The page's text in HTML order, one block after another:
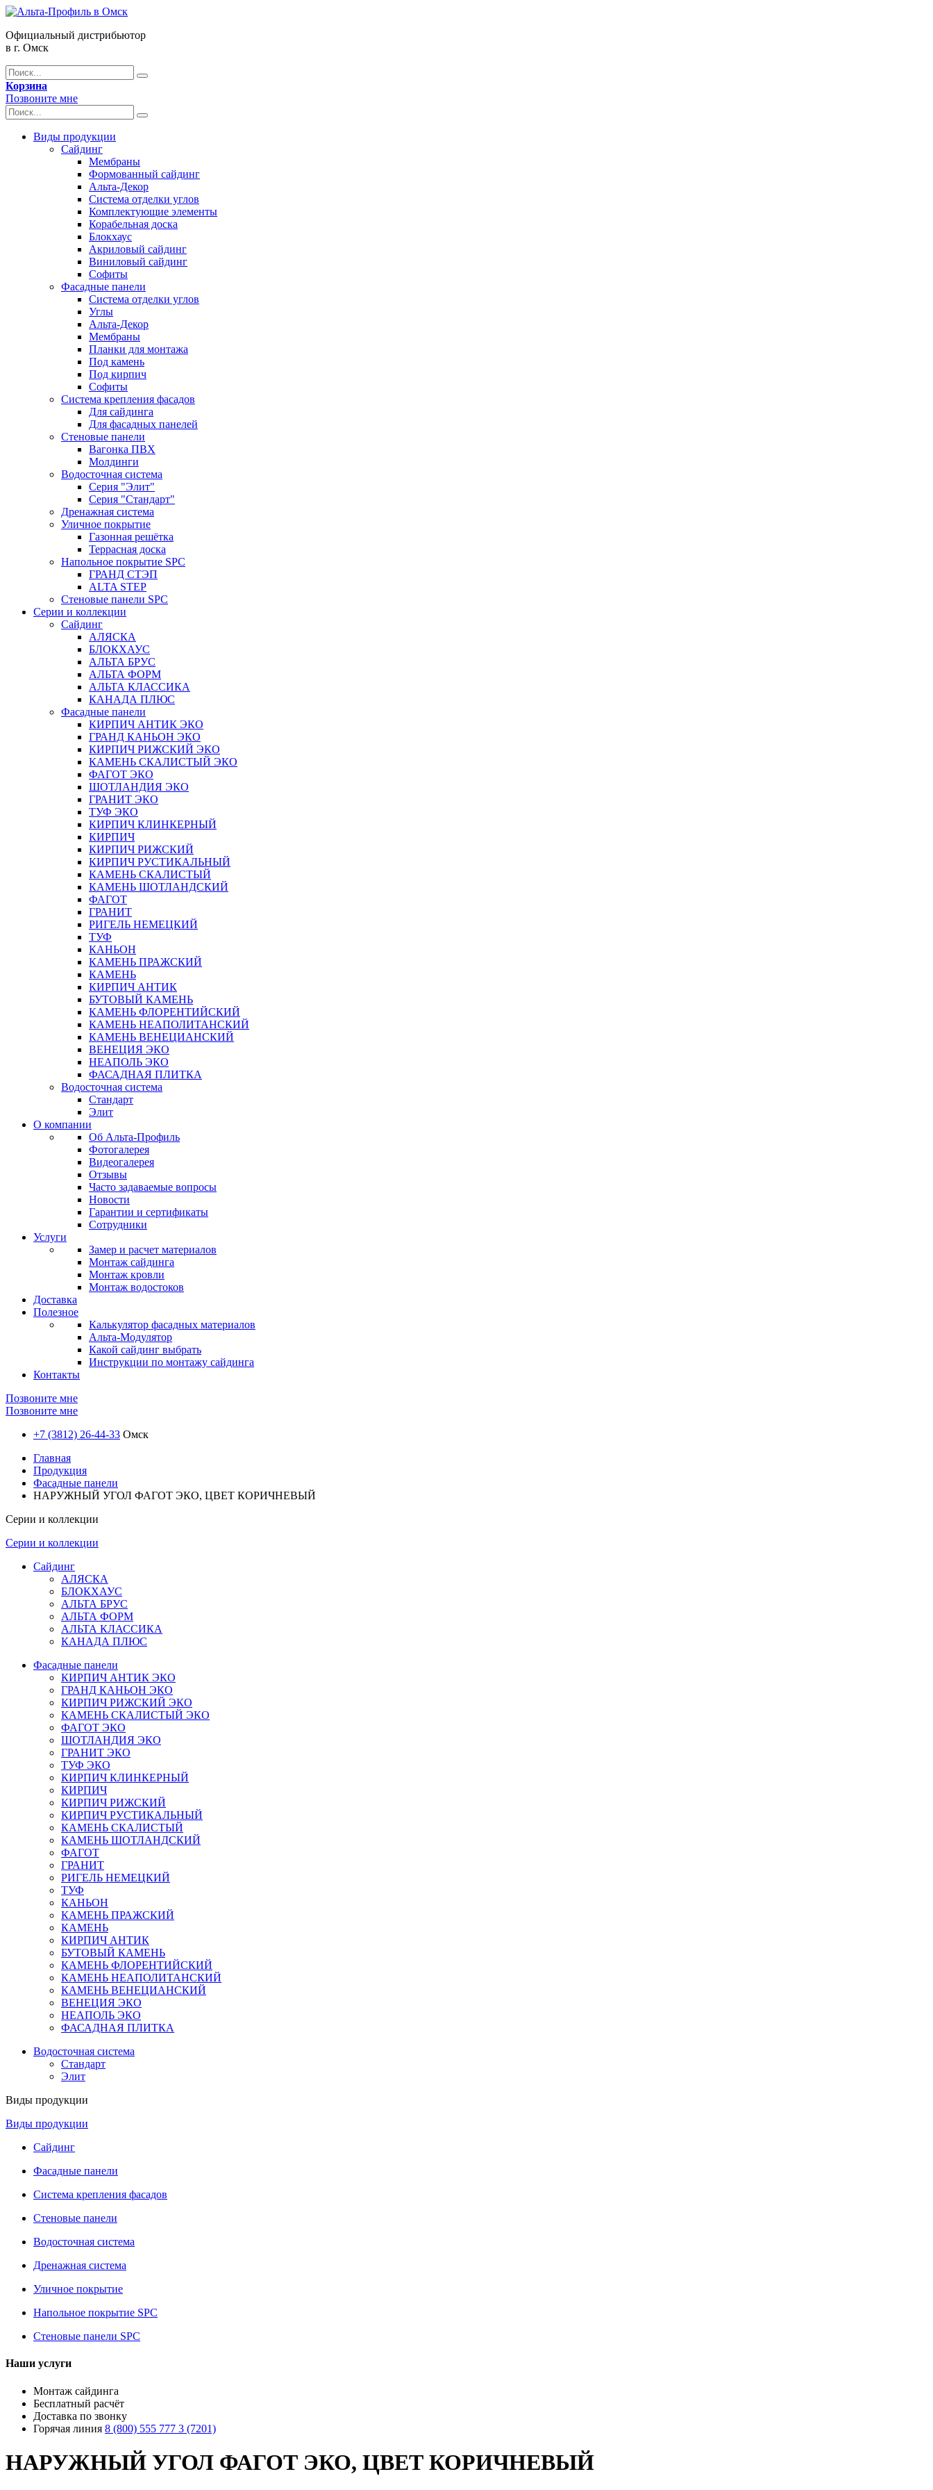
Официальный дистрибьютор
в г. Омск
Корзина
Позвоните мне
Виды продукции
Сайдинг
Мембраны
Формованный сайдинг
Альта-Декор
Система отделки углов
Комплектующие элементы
Корабельная доска
Блокхаус
Акриловый сайдинг
Виниловый сайдинг
Софиты
Фасадные панели
Система отделки углов
Углы
Альта-Декор
Мембраны
Планки для монтажа
Под камень
Под кирпич
Софиты
Система крепления фасадов
Для сайдинга
Для фасадных панелей
Стеновые панели
Вагонка ПВХ
Молдинги
Водосточная система
Серия "Элит"
Серия "Стандарт"
Дренажная система
Уличное покрытие
Газонная решётка
Террасная доска
Напольное покрытие SPC
ГРАНД СТЭП
ALTA STEP
Стеновые панели SPC
Серии и коллекции
Сайдинг
АЛЯСКА
БЛОКХАУС
АЛЬТА БРУС
АЛЬТА ФОРМ
АЛЬТА КЛАССИКА
КАНАДА ПЛЮС
Фасадные панели
КИРПИЧ АНТИК ЭКО
ГРАНД КАНЬОН ЭКО
КИРПИЧ РИЖСКИЙ ЭКО
КАМЕНЬ СКАЛИСТЫЙ ЭКО
ФАГОТ ЭКО
ШОТЛАНДИЯ ЭКО
ГРАНИТ ЭКО
ТУФ ЭКО
КИРПИЧ КЛИНКЕРНЫЙ
КИРПИЧ
КИРПИЧ РИЖСКИЙ
КИРПИЧ РУСТИКАЛЬНЫЙ
КАМЕНЬ СКАЛИСТЫЙ
КАМЕНЬ ШОТЛАНДСКИЙ
ФАГОТ
ГРАНИТ
РИГЕЛЬ НЕМЕЦКИЙ
ТУФ
КАНЬОН
КАМЕНЬ ПРАЖСКИЙ
КАМЕНЬ
КИРПИЧ АНТИК
БУТОВЫЙ КАМЕНЬ
КАМЕНЬ ФЛОРЕНТИЙСКИЙ
КАМЕНЬ НЕАПОЛИТАНСКИЙ
КАМЕНЬ ВЕНЕЦИАНСКИЙ
ВЕНЕЦИЯ ЭКО
НЕАПОЛЬ ЭКО
ФАСАДНАЯ ПЛИТКА
Водосточная система
Стандарт
Элит
О компании
Об Альта-Профиль
Фотогалерея
Видеогалерея
Отзывы
Часто задаваемые вопросы
Новости
Гарантии и сертификаты
Сотрудники
Услуги
Замер и расчет материалов
Монтаж сайдинга
Монтаж кровли
Монтаж водостоков
Доставка
Полезное
Калькулятор фасадных материалов
Альта-Модулятор
Какой сайдинг выбрать
Инструкции по монтажу сайдинга
Контакты
Позвоните мне
Позвоните мне
+7 (3812) 26-44-33 Омск
Главная
Продукция
Фасадные панели
НАРУЖНЫЙ УГОЛ ФАГОТ ЭКО, ЦВЕТ КОРИЧНЕВЫЙ
Серии и коллекции
Серии и коллекции
Сайдинг
АЛЯСКА
БЛОКХАУС
АЛЬТА БРУС
АЛЬТА ФОРМ
АЛЬТА КЛАССИКА
КАНАДА ПЛЮС
Фасадные панели
КИРПИЧ АНТИК ЭКО
ГРАНД КАНЬОН ЭКО
КИРПИЧ РИЖСКИЙ ЭКО
КАМЕНЬ СКАЛИСТЫЙ ЭКО
ФАГОТ ЭКО
ШОТЛАНДИЯ ЭКО
ГРАНИТ ЭКО
ТУФ ЭКО
КИРПИЧ КЛИНКЕРНЫЙ
КИРПИЧ
КИРПИЧ РИЖСКИЙ
КИРПИЧ РУСТИКАЛЬНЫЙ
КАМЕНЬ СКАЛИСТЫЙ
КАМЕНЬ ШОТЛАНДСКИЙ
ФАГОТ
ГРАНИТ
РИГЕЛЬ НЕМЕЦКИЙ
ТУФ
КАНЬОН
КАМЕНЬ ПРАЖСКИЙ
КАМЕНЬ
КИРПИЧ АНТИК
БУТОВЫЙ КАМЕНЬ
КАМЕНЬ ФЛОРЕНТИЙСКИЙ
КАМЕНЬ НЕАПОЛИТАНСКИЙ
КАМЕНЬ ВЕНЕЦИАНСКИЙ
ВЕНЕЦИЯ ЭКО
НЕАПОЛЬ ЭКО
ФАСАДНАЯ ПЛИТКА
Водосточная система
Стандарт
Элит
Виды продукции
Виды продукции
Сайдинг
Фасадные панели
Система крепления фасадов
Стеновые панели
Водосточная система
Дренажная система
Уличное покрытие
Напольное покрытие SPC
Стеновые панели SPC
Наши услуги
Монтаж сайдинга
Бесплатный расчёт
Доставка по звонку
Горячая линия 8 (800) 555 777 3 (7201)
НАРУЖНЫЙ УГОЛ ФАГОТ ЭКО, ЦВЕТ КОРИЧНЕВЫЙ